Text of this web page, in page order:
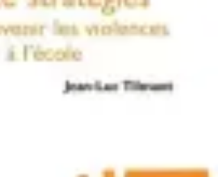
avancéesTechnologies et
performancesTendances et actualités